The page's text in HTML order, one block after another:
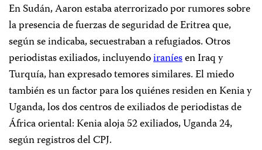
En Sudán, Aaron estaba aterrorizado por rumores sobre
la presencia de fuerzas de seguridad de Eritrea que,
según se indicaba, secuestraban a refugiados. Otros
periodistas exiliados, incluyendoiraníesen Iraq y
Turquía, han expresado temores similares. El miedo
también es un factor para los quiénes residen en Kenia y
Uganda, los dos centros de exiliados de periodistas de
África oriental: Kenia aloja 52 exiliados, Uganda 24,
según registros del CPJ.